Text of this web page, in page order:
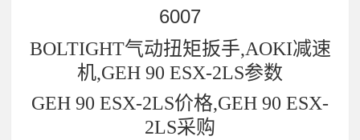
6007
BOLTIGHT气动扭矩扳手,AOKI减速
机,GEH 90 ESX-2LS参数
GEH 90 ESX-2LS价格,GEH 90 ESX-
2LS采购